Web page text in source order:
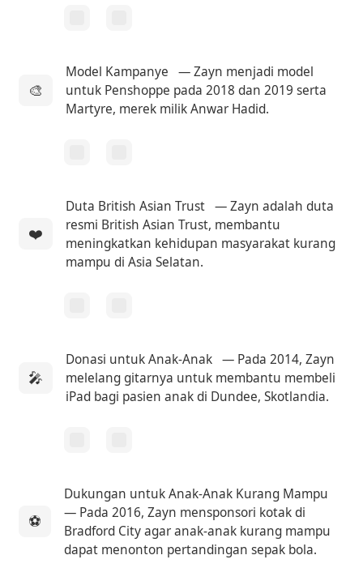
🎨
Model Kampanye
— Zayn menjadi model
untuk Penshoppe pada 2018 dan 2019 serta
Martyre, merek milik Anwar Hadid.
❤️
Duta British Asian Trust — Zayn adalah duta
resmi British Asian Trust, membantu
meningkatkan kehidupan masyarakat kurang
mampu di Asia Selatan.
🎤
Donasi untuk Anak-Anak — Pada 2014, Zayn
melelang gitarnya untuk membantu membeli
iPad bagi pasien anak di Dundee, Skotlandia.
⚽
Dukungan untuk Anak-Anak Kurang Mampu
— Pada 2016, Zayn mensponsori kotak di
Bradford City agar anak-anak kurang mampu
dapat menonton pertandingan sepak bola.